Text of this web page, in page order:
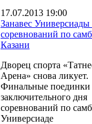
17.07.2013 19:00
Занавес Универсиады
соревнований по
Казани
Дворец спорта
Арена» снова ликует.
Финальные поединки
заключительного дня
соревнований по
Универсиаде